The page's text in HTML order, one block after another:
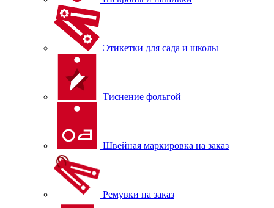
Этикетки для сада и школы
Тиснение фольгой
Швейная маркировка на заказ
Ремувки на заказ